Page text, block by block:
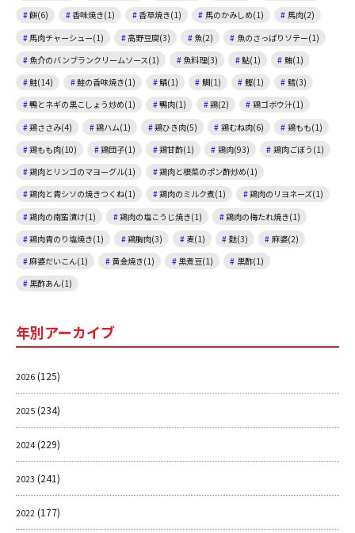
餅(6)
香味焼き(1) 香草焼き(1) 馬のかみしめ(1)
馬肉(2)
馬肉チャーシュー(1)
高野豆腐(3) 魚(2)
魚のさっぱりソテー(1)
魚介のバンブランクリームソース(1)
魚料理(3) 鮎(1)
鮪(1)
鮭(14)
鮭の香味焼き(1) 鯖(1) 鯛(1) 鰹(1)
鱈(3)
鴨とネギの黒こしょう炒め(1)
鴨肉(1) 鶏(2)
鶏ゴボウ汁(1)
鶏ささみ(4)
鶏ハム(1) 鶏ひき肉(5) 鶏むね肉(6)
鶏もも(1)
鶏もも肉(10)
鶏団子(1) 鶏甘酢(1) 鶏肉(93)
鶏肉ごぼう(1)
鶏肉とリンゴのマヨーグル(1)
鶏肉と根菜のポン酢炒め(1)
鶏肉と青シソの焼きつくね(1)
鶏肉のミルク煮(1)
鶏肉のリヨネーズ(1)
鶏肉の南蛮漬け(1)
鶏肉の塩こうじ焼き(1)
鶏肉の梅たれ焼き(1)
鶏肉青のり塩焼き(1)
鶏胸肉(3) 麦(1) 麩(3)
麻婆(2)
麻婆だいこん(1)
黄金焼き(1) 黒煮豆(1)
黒酢(1)
黒酢あん(1)
年別アーカイブ
2026(125)
2025(234)
2024(229)
2023 (241)
2022(177)